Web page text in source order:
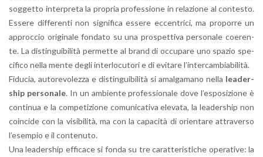
sog­get­to in­ter­pre­ta la pro­pria pro­fes­sio­ne in re­la­zio­ne al con­te­sto.
Es­se­re dif­fe­ren­ti non si­gni­fi­ca es­se­re ec­cen­tri­ci, ma pro­por­re un
ap­proc­cio ori­gi­na­le fon­da­to su una pro­spet­ti­va per­so­na­le coe­ren­
te. La di­stin­gui­bi­li­tà per­met­te al brand di oc­cu­pa­re uno spa­zio spe­
ci­fi­co nella mente degli in­ter­lo­cu­to­ri e di evi­ta­re l’in­ter­cam­bia­bi­li­tà.
Fi­du­cia, au­to­re­vo­lez­za e di­stin­gui­bi­li­tà si amal­ga­ma­no nella lea­der­
ship per­so­na­le. In un am­bien­te pro­fes­sio­na­le dove l’e­spo­si­zio­ne è
con­ti­nua e la com­pe­ti­zio­ne co­mu­ni­ca­ti­va ele­va­ta, la lea­der­ship non
coin­ci­de con la vi­si­bi­li­tà, ma con la ca­pa­ci­tà di orien­ta­re at­tra­ver­so
l’e­sem­pio e il con­te­nu­to.
Una lea­der­ship ef­fi­ca­ce si fonda su tre ca­rat­te­ri­sti­che ope­ra­ti­ve: la